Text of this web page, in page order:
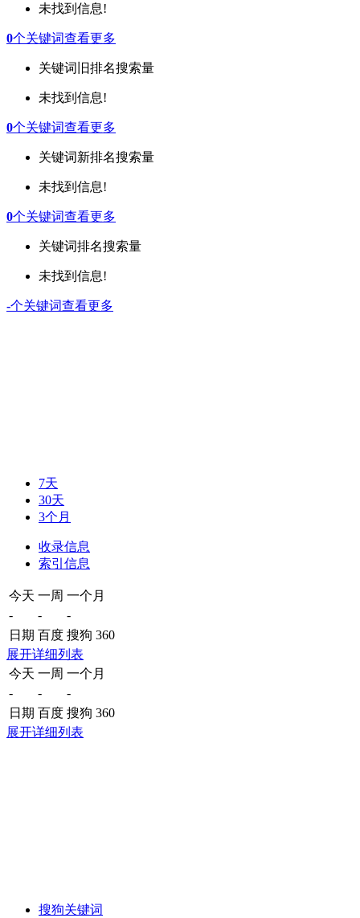
未找到信息!
0个关键词查看更多
关键词 旧排名搜索量
未找到信息!
0个关键词查看更多
关键词新排名搜索量
未找到信息!
0个关键词查看更多
关键词排名搜索量
未找到信息!
-个关键词查看更多
7天
30天
3个月
收录信息
索引信息
今天 一周 一个月
-
-
-
日期 百度 搜狗 360
展开详细列表
今天 一周 一个月
-
-
-
日期 百度 搜狗 360
展开详细列表
搜狗关键词